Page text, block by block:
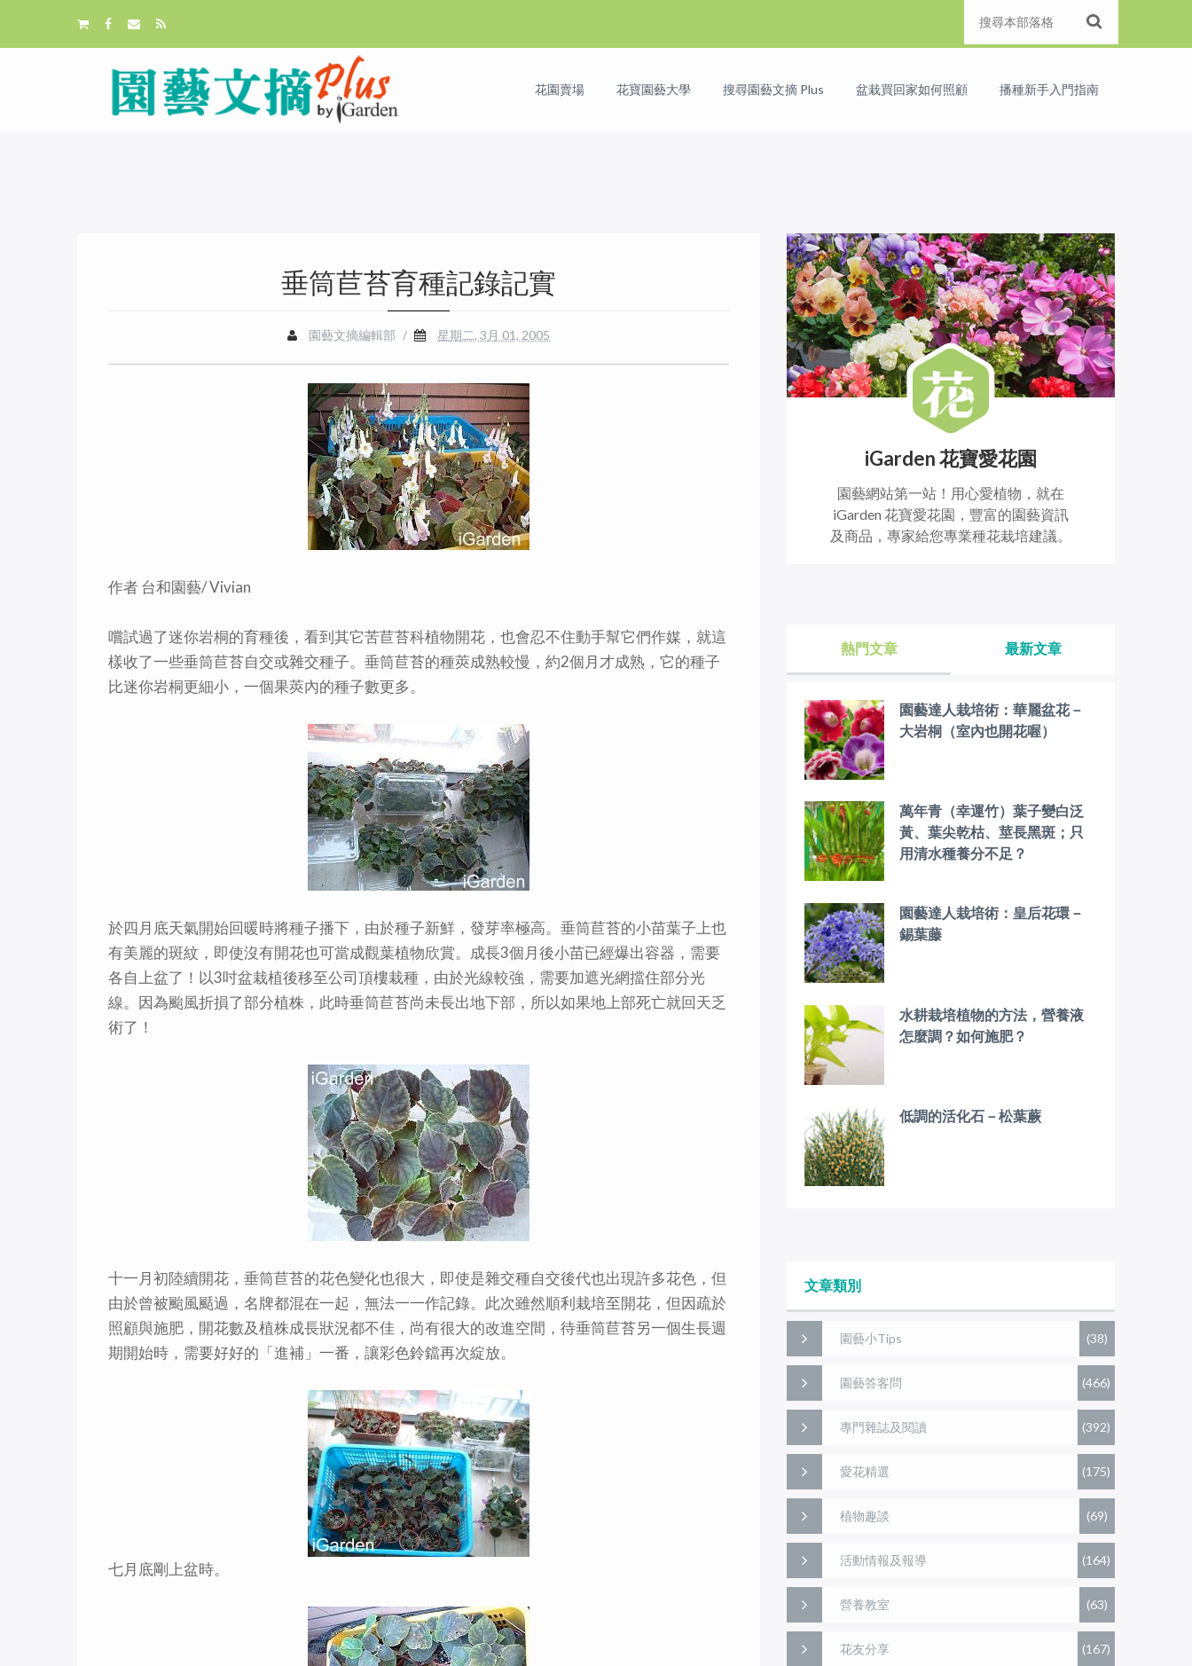
花園賣場 花寶園藝大學 搜尋園藝文摘 Plus 盆栽買回家如何照顧 播種新手入門指南
垂筒苣苔育種記錄記實
園藝文摘編輯部 / 星期二, 3月 01, 2005
作者 台和園藝/ Vivian
嚐試過了迷你岩桐的育種後，看到其它苦苣苔科植物開花，也會忍不住動手幫它們作媒，就這
樣收了一些垂筒苣苔自交或雜交種子。垂筒苣苔的種莢成熟較慢，約2個月才成熟，它的種子
比迷你岩桐更細小，一個果莢內的種子數更多。
於四月底天氣開始回暖時將種子播下，由於種子新鮮，發芽率極高。垂筒苣苔的小苗葉子上也
有美麗的斑紋，即使沒有開花也可當成觀葉植物欣賞。成長3個月後小苗已經爆出容器，需要
各自上盆了！以3吋盆栽植後移至公司頂樓栽種，由於光線較強，需要加遮光網擋住部分光
線。因為颱風折損了部分植株，此時垂筒苣苔尚未長出地下部，所以如果地上部死亡就回天乏
術了！
十一月初陸續開花，垂筒苣苔的花色變化也很大，即使是雜交種自交後代也出現許多花色，但
由於曾被颱風颳過，名牌都混在一起，無法一一作記錄。此次雖然順利栽培至開花，但因疏於
照顧與施肥，開花數及植株成長狀況都不佳，尚有很大的改進空間，待垂筒苣苔另一個生長週
期開始時，需要好好的「進補」一番，讓彩色鈴鐺再次綻放。
七月底剛上盆時。
iGarden 花寶愛花園
園藝網站第一站！用心愛植物，就在
iGarden 花寶愛花園，豐富的園藝資訊
及商品，專家給您專業種花栽培建議。
熱門文章 最新文章
園藝達人栽培術：華麗盆花－
大岩桐（室內也開花喔）
萬年青（幸運竹）葉子變白泛
黃、葉尖乾枯、莖長黑斑；只
用清水種養分不足？
園藝達人栽培術：皇后花環－
錫葉藤
水耕栽培植物的方法，營養液
怎麼調？如何施肥？
低調的活化石－松葉蕨
文章類別
園藝小Tips (38)
園藝答客問 (466)
專門雜誌及閱讀 (392)
愛花精選 (175)
植物趣談 (69)
活動情報及報導 (164)
營養教室 (63)
花友分享 (167)